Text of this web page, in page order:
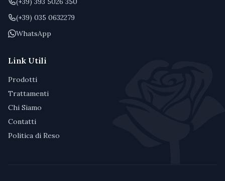
(+39) 035 0632279
WhatsApp
Link Utili
Prodotti
Trattamenti
Chi Siamo
Contatti
Politica di Reso